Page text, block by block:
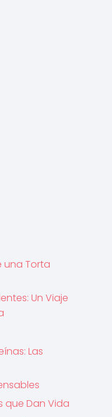
una Torta
Un Viaje
Las
que Dan Vida